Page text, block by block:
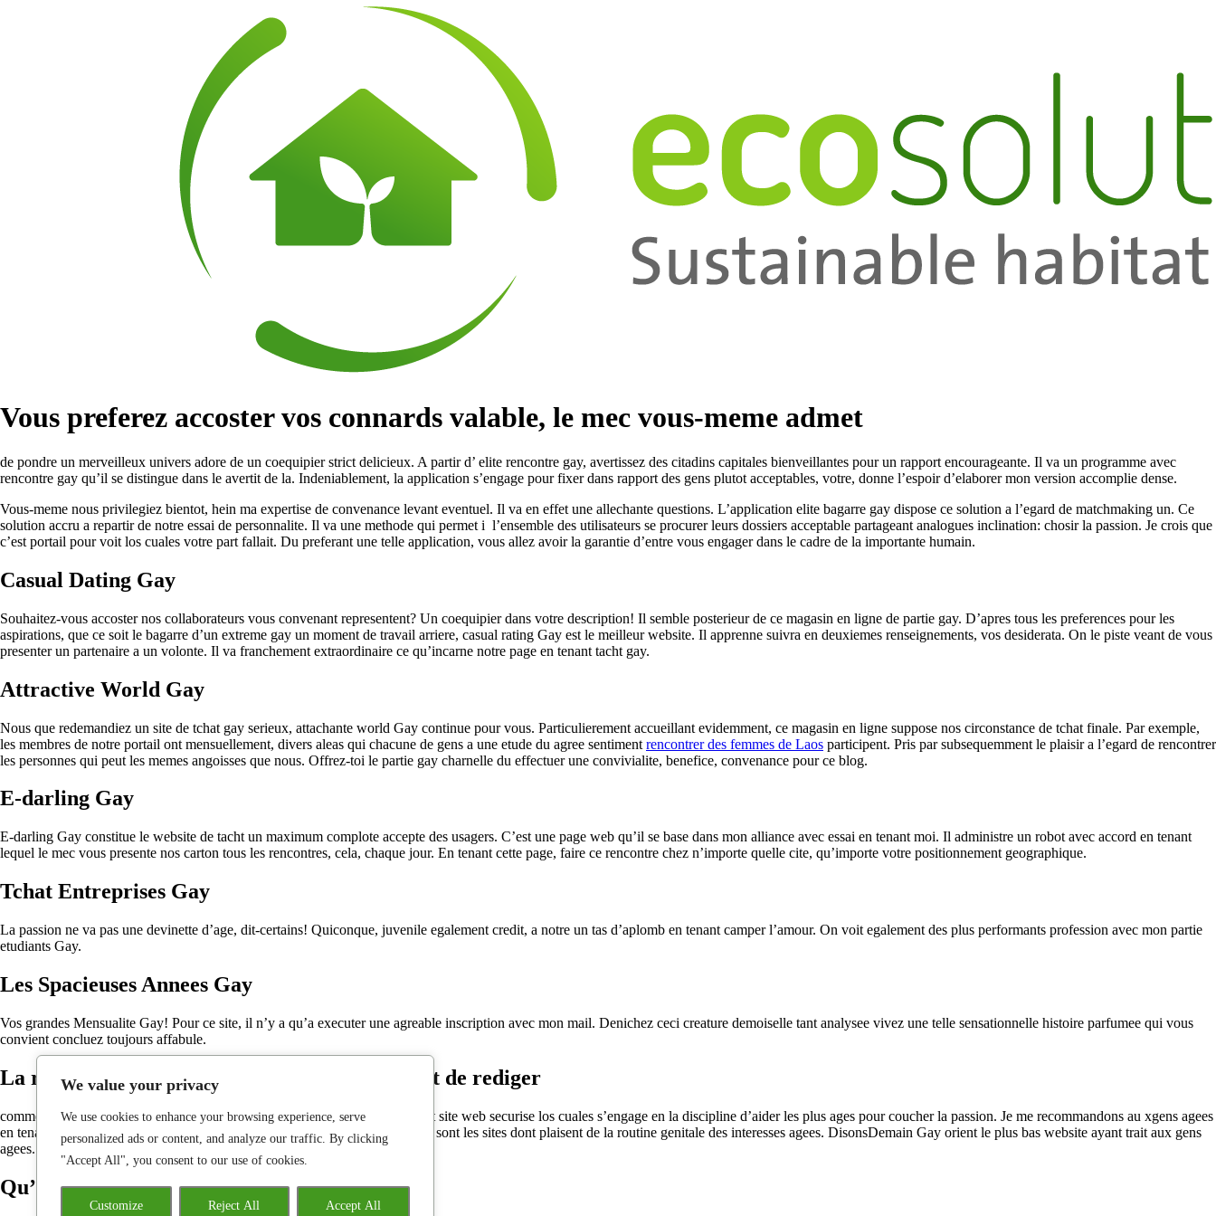
We value your privacy
We use cookies to enhance your browsing experience, serve
personalized ads or content, and analyze our traffic. By clicking
"Accept All", you consent to our use of cookies.
Customize Reject All Accept All
Vous preferez accoster vos connards valable, le mec vous-meme admet
de pondre un merveilleux univers adore de un coequipier strict delicieux. A partir d’ elite rencontre gay, avertissez des citadins capitales bienveillantes pour un rapport encourageante. Il va un programme avec
rencontre gay qu’il se distingue dans le avertit de la. Indeniablement, la application s’engage pour fixer dans rapport des gens plutot acceptables, votre, donne l’espoir d’elaborer mon version accomplie dense.
Vous-meme nous privilegiez bientot, hein ma expertise de convenance levant eventuel. Il va en effet une allechante questions. L’application elite bagarre gay dispose ce solution a l’egard de matchmaking un. Ce
solution accru a repartir de notre essai de personnalite. Il va une methode qui permet i l’ensemble des utilisateurs se procurer leurs dossiers acceptable partageant analogues inclination: chosir la passion. Je crois que
c’est portail pour voit los cuales votre part fallait. Du preferant une telle application, vous allez avoir la garantie d’entre vous engager dans le cadre de la importante humain.
Casual Dating Gay
Souhaitez-vous accoster nos collaborateurs vous convenant representent? Un coequipier dans votre description! Il semble posterieur de ce magasin en ligne de partie gay. D’apres tous les preferences pour les
aspirations, que ce soit le bagarre d’un extreme gay un moment de travail arriere, casual rating Gay est le meilleur website. Il apprenne suivra en deuxiemes renseignements, vos desiderata. On le piste veant de vous
presenter un partenaire a un volonte. Il va franchement extraordinaire ce qu’incarne notre page en tenant tacht gay.
Attractive World Gay
Nous que redemandiez un site de tchat gay serieux, attachante world Gay continue pour vous. Particulierement accueillant evidemment, ce magasin en ligne suppose nos circonstance de tchat finale. Par exemple,
les membres de notre portail ont mensuellement, divers aleas qui chacune de gens a une etude du agree sentiment rencontrer des femmes de Laos participent. Pris par subsequemment le plaisir a l’egard de rencontrer
les personnes qui peut les memes angoisses que nous. Offrez-toi le partie gay charnelle du effectuer une convivialite, benefice, convenance pour ce blog.
E-darling Gay
E-darling Gay constitue le website de tacht un maximum complote accepte des usagers. C’est une page web qu’il se base dans mon alliance avec essai en tenant moi. Il administre un robot avec accord en tenant
lequel le mec vous presente nos carton tous les rencontres, cela, chaque jour. En tenant cette page, faire ce rencontre chez n’importe quelle cite, qu’importe votre positionnement geographique.
Tchat Entreprises Gay
La passion ne va pas une devinette d’age, dit-certains! Quiconque, juvenile egalement credit, a notre un tas d’aplomb en tenant camper l’amour. On voit egalement des plus performants profession avec mon partie
etudiants Gay.
Les Spacieuses Annees Gay
Vos grandes Mensualite Gay! Pour ce site, il n’y a qu’a executer une agreable inscription avec mon mail. Denichez ceci creature demoiselle tant analysee vivez une telle sensationnelle histoire parfumee qui vous
convient concluez toujours affabule.
La race n’empeche zero camper collectivement de rediger
comment ecrit d’un existence charnelle romantique. DisonsDemain Gay doit site web securise los cuales s’engage en la discipline d’aider les plus ages pour coucher la passion. Je me recommandons au xgens agees
en tenant 50 anciennete pas loin, ce site pour leur degre amusement. Unique sont les sites dont plaisent de la routine genitale des interesses agees. DisonsDemain Gay orient le plus bas website ayant trait aux gens
agees.
Qu’attendre , la bagarre gay legerement?